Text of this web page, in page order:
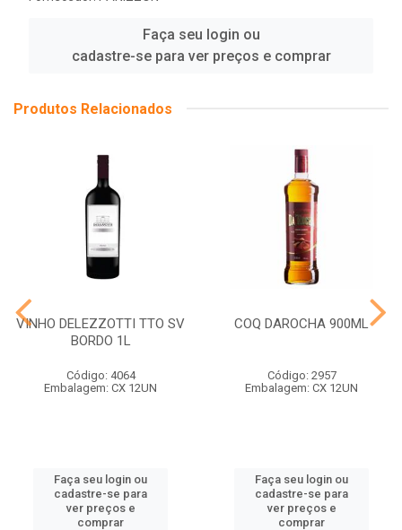
Faça seu login ou
cadastre-se para ver preços e comprar
Produtos Relacionados
VINHO DELEZZOTTI TTO SV
BORDO 1L
Código: 4064
Embalagem: CX 12UN
Faça seu login ou
cadastre-se para
ver preços e
comprar
COQ DAROCHA 900ML
Código: 2957
Embalagem: CX 12UN
Faça seu login ou
cadastre-se para
ver preços e
comprar